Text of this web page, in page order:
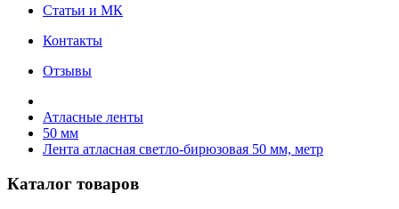
Статьи и МК
Контакты
Отзывы
Атласные ленты
50 мм
Лента атласная светло-бирюзовая 50 мм, метр
Каталог товаров